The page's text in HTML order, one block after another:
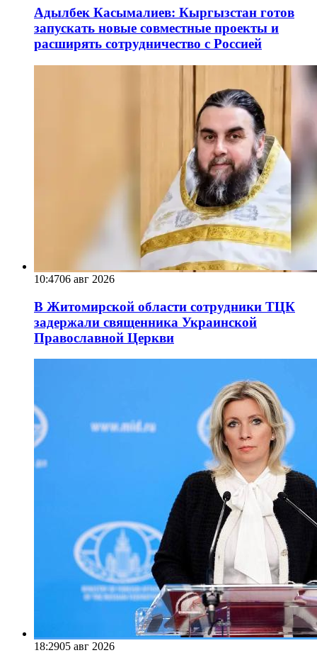
Адылбек Касымалиев: Кыргызстан готов
запускать новые совместные проекты и
расширять сотрудничество с Россией
10:4706 авг 2026
В Житомирской области сотрудники ТЦК
задержали священника Украинской
Православной Церкви
18:2905 авг 2026